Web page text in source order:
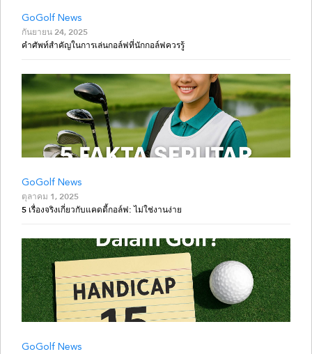
GoGolf News
กันยายน 24, 2025
คำศัพท์สำคัญในการเล่นกอล์ฟที่นักกอล์ฟควรรู้
GoGolf News
ตุลาคม 1, 2025
5 เรื่องจริงเกี่ยวกับแคดดี้กอล์ฟ: ไม่ใช่งานง่าย
GoGolf News